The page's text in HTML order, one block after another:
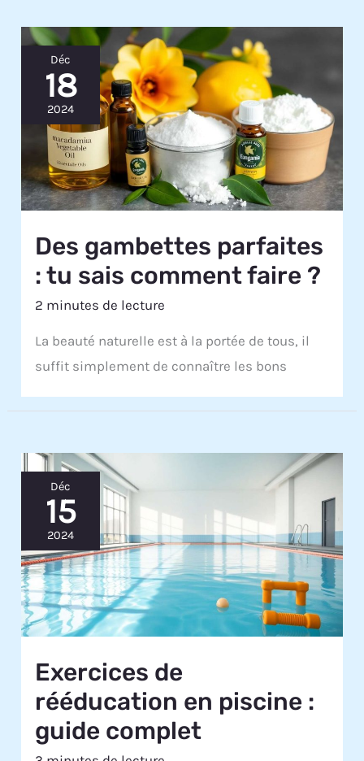
Déc
18
2024
Des gambettes parfaites
: tu sais comment faire ?
2 minutes de lecture
La beauté naturelle est à la portée de tous, il
suffit simplement de connaître les bons
Déc
15
2024
Exercices de
rééducation en piscine :
guide complet